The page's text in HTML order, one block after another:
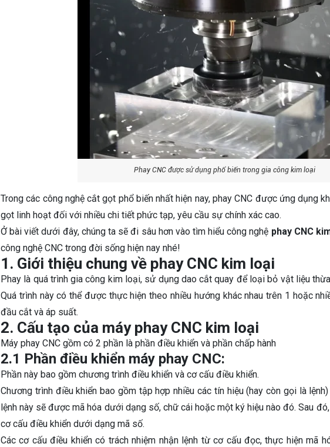
Phay CNC được sử dụng phổ biến trong gia công kim loại
Trong các công nghệ cắt gọt phổ biến nhất hiện nay, phay CNC được ứng dụng
gọt linh hoạt đối với nhiều chi tiết phức tạp, yêu cầu sự chính xác cao.
Ở bài viết dưới đây, chúng ta sẽ đi sâu hơn vào tìm hiểu công nghệ phay CNC
công nghệ CNC trong đời sống hiện nay nhé!
1. Giới thiệu chung về phay CNC kim loại
Phay là quá trình gia công kim loại, sử dụng dao cắt quay để loại bỏ vật liệu
Quá trình này có thể được thực hiện theo nhiều hướng khác nhau trên 1 hoặc
đầu cắt và áp suất.
2. Cấu tạo của máy phay CNC kim loại
Máy phay CNC gồm có 2 phần là phần điều khiển và phần chấp hành
2.1 Phần điều khiển máy phay CNC:
Phần này bao gồm chương trình điều khiển và cơ cấu điều khiển.
Chương trình điều khiển bao gồm tập hợp nhiều các tín hiệu (hay còn gọi là
lệnh này sẽ được mã hóa dưới dạng số, chữ cái hoặc một ký hiệu nào đó. Sau
cơ cấu điều khiển dưới dạng mã số.
Các cơ cấu điều khiển có trách nhiệm nhận lệnh từ cơ cấu đọc, thực hiện mã